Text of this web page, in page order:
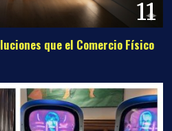
11
que el Comercio Físico